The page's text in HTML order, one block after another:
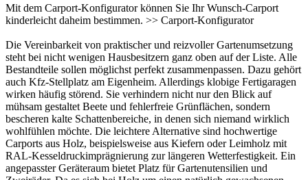
Mit dem Carport-Konfigurator können Sie Ihr Wunsch-Carport
kinderleicht daheim bestimmen. >> Carport-Konfigurator
Die Vereinbarkeit von praktischer und reizvoller Gartenumsetzung
steht bei nicht wenigen Hausbesitzern ganz oben auf der Liste. Alle
Bestandteile sollen möglichst perfekt zusammenpassen. Dazu gehört
auch Kfz-Stellplatz am Eigenheim. Allerdings klobige Fertigaragen
wirken häufig störend. Sie verhindern nicht nur den Blick auf
mühsam gestaltet Beete und fehlerfreie Grünflächen, sondern
bescheren kalte Schattenbereiche, in denen sich niemand wirklich
wohlfühlen möchte. Die leichtere Alternative sind hochwertige
Carports aus Holz, beispielsweise aus Kiefern oder Leimholz mit
RAL-Kesseldruckimprägnierung zur längeren Wetterfestigkeit. Ein
angepasster Geräteraum bietet Platz für Gartenutensilien und